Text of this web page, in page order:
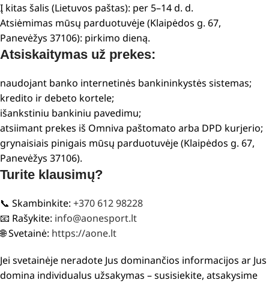
Į kitas šalis (Lietuvos paštas): per 5–14 d. d.
Atsiėmimas mūsų parduotuvėje (Klaipėdos g. 67,
Panevėžys 37106): pirkimo dieną.
Atsiskaitymas už prekes:
naudojant banko internetinės bankininkystės sistemas;
kredito ir debeto kortele;
išankstiniu bankiniu pavedimu;
atsiimant prekes iš Omniva paštomato arba DPD kurjerio;
grynaisiais pinigais mūsų parduotuvėje (Klaipėdos g. 67,
Panevėžys 37106).
Turite klausimų?
📞 Skambinkite: +370 612 98228
📧 Rašykite: info@aonesport.lt
🌐 Svetainė: https://aone.lt
Jei svetainėje neradote Jus dominančios informacijos ar Jus
domina individualus užsakymas – susisiekite, atsakysime